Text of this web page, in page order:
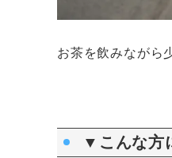
お茶を飲みながら
▼こんな方